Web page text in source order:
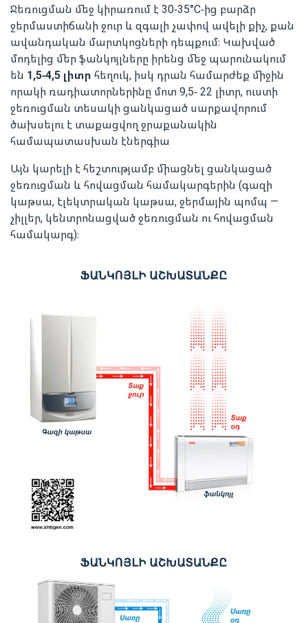
Ջեռուցման մեջ կիրառում է 30-35°C-ից բարձր
ջերմաստիճանի ջուր և զգալի չափով ավելի քիչ, քան
ավանդական մարտկոցների դեպքում։ Կախված
մոդելից մեր ֆանկոյլները իրենց մեջ պարունակում
են 1,5-4,5 լիտր հեղուկ, իսկ դրան համարժեք միջին
որակի ռադիատորներինը մոտ 9,5- 22 լիտր, ուստի
ջեռուցման տեսակի ցանկացած սարքավորում
ծախսելու է տաքացվող ջրաքանակին
համապատասխան էներգիա
Այն կարելի է հեշտությամբ միացնել ցանկացած
ջեռուցման և հովացման համակարգերին (գազի
կաթսա, էլեկտրական կաթսա, ջերմային պոմպ —
չիլլեր, կենտրոնացված ջեռուցման ու հովացման
համակարգ)։